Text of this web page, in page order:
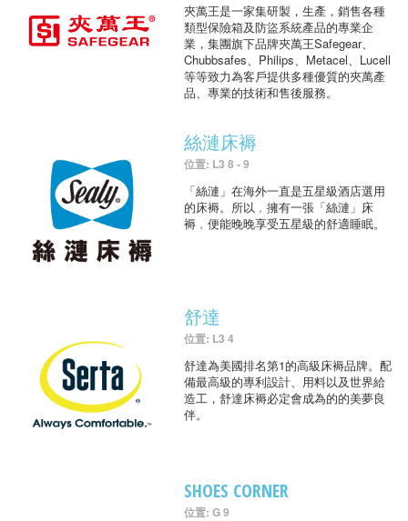
夾萬王是一家集研製，生產，銷售各種
類型保險箱及防盜系統產品的專業企
業，集團旗下品牌夾萬王Safegear、
Chubbsafes、Philips、Metacel、Lucell
等等致力為客戶提供多種優質的夾萬產
品、專業的技術和售後服務。
絲漣床褥
位置: L3 8 - 9
「絲漣」在海外一直是五星級酒店選用
的床褥。所以﹐擁有一張「絲漣」床
褥﹐便能晚晚享受五星級的舒適睡眠。
舒達
位置: L3 4
舒達為美國排名第1的高級床褥品牌。配
備最高級的專利設計、用料以及世界給
造工，舒達床褥必定會成為的的美夢良
伴。
SHOES CORNER
位置: G 9